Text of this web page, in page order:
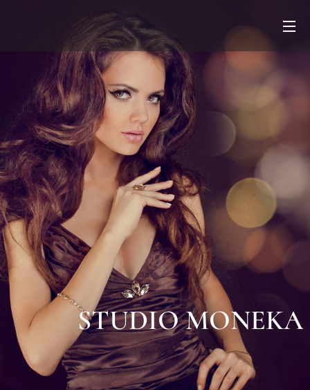
STUDIO MONEKA